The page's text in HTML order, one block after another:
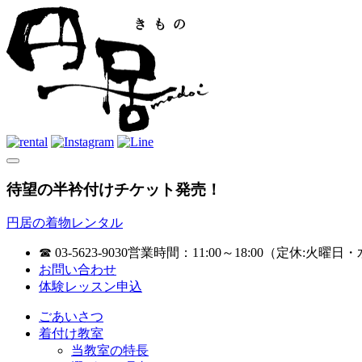
待望の半衿付けチケット発売！
円居の着物レンタル
☎ 03-5623-9030営業時間：11:00～18:00（定休:火曜日・
お問い合わせ
体験レッスン申込
ごあいさつ
着付け教室
当教室の特長